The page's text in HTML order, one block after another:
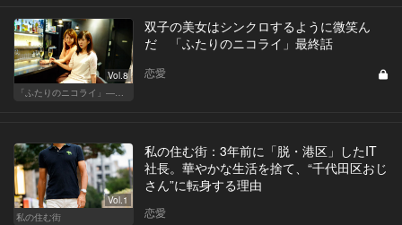
Vol.8
「ふたりのニコライ」―作家・柴崎竜人の恋愛ストーリー
双子の美女はシンクロするように微笑ん
だ 「ふたりのニコライ」最終話
恋愛
Vol.1
私の住む街
私の住む街：3年前に「脱・港区」したIT
社長。華やかな生活を捨て、“千代田区おじ
さん”に転身する理由
恋愛